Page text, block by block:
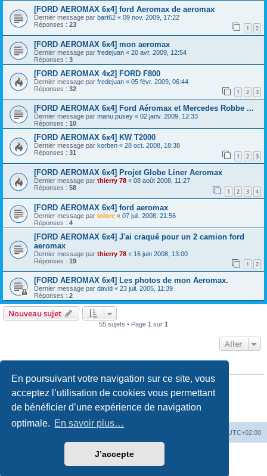
En poursuivant votre navigation sur ce site, vous
acceptez l’utilisation de cookies vous permettant
de bénéficier d’une expérience de navigation
optimale. En savoir plus…
J’accepte
[FORD AEROMAX 6x4] ford Aeromax de aeromax
Dernier message par bart62 « 09 nov. 2009, 17:22
Réponses : 23 1 2
[FORD AEROMAX 6x4] mon aeromax
Dernier message par fredejuan « 20 avr. 2009, 12:54
Réponses : 3
[FORD AEROMAX 4x2] FORD F800
Dernier message par fredejuan « 05 févr. 2009, 06:44
Réponses : 32 1 2 3
[FORD AEROMAX 6x4] Ford Aéromax et Mercedes Robbe ...
Dernier message par manu.pusey « 02 janv. 2009, 12:33
Réponses : 10
[FORD AEROMAX 6x4] KW T2000
Dernier message par korben « 28 oct. 2008, 18:38
Réponses : 31 1 2 3
[FORD AEROMAX 6x4] Projet Globe Liner Aeromax
Dernier message par thierry 78 « 08 août 2008, 11:27
Réponses : 58 1 2 3 4
[FORD AEROMAX 6x4] ford aeromax
Dernier message par lolorc « 07 juil. 2008, 21:56
Réponses : 4
[FORD AEROMAX 6x4] J'ai craqué pour un 2 camion ford
aeromax
Dernier message par thierry 78 « 16 juin 2008, 13:00
Réponses : 19 1 2
[FORD AEROMAX 6x4] Les photos de mon Aeromax.
Dernier message par david « 23 juil. 2005, 11:39
Réponses : 2
Nouveau sujet
55 sujets • Page 1 sur 1
Aller
Vousne pouvez paspublier de nouveaux sujets dans ce forum
ne pouvez pasrépondre aux sujets dans ce forum
Vousne pouvez pasmodifier vos messages dans ce forum
Vousne pouvez passupprimer vos messages dans ce forum
transférer de pièces jointes dans ce forum
UTC+02:00
phpBB® Forum Software © phpBB Limited
©